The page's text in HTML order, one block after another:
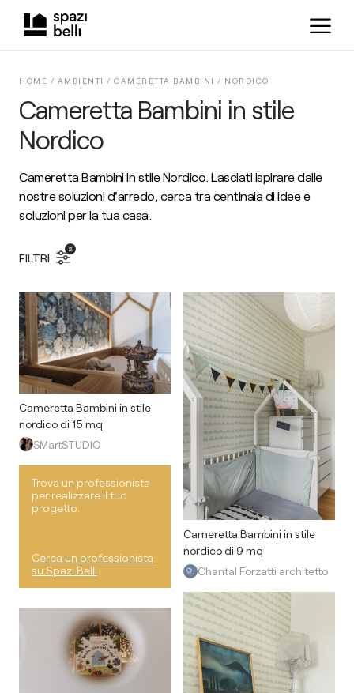
Cameretta Bambini in stile
Nordico
HOME / AMBIENTI / CAMERETTA BAMBINI / NORDICO
Cameretta Bambini in stile Nordico. Lasciati ispirare dalle
nostre soluzioni d'arredo, cerca tra centinaia di idee e
soluzioni per la tua casa.
FILTRI
2
Cameretta Bambini in stile
nordico di 15 mq
SMartSTUDIO
Trova un professionista
per realizzare il tuo
progetto.
Cerca un professionista
su Spazi Belli
Cameretta Bambini in stile
nordico di 9 mq
Chantal Forzatti architetto